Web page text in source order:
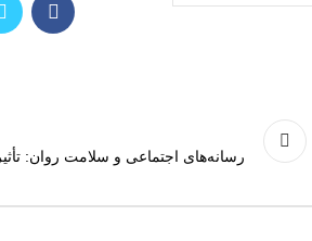
رسانه‌های اجتماعی و سلامت روان: